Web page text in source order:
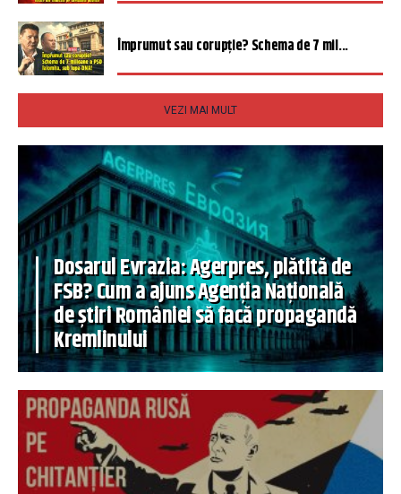
Împrumut sau corupție? Schema de 7 mil...
VEZI MAI MULT
Dosarul Evrazia: Agerpres, plătită de
FSB? Cum a ajuns Agenția Națională
de știri României să facă propagandă
Kremlinului